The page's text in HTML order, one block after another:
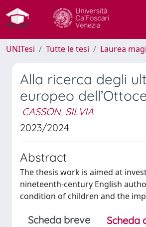
UNITesi Tutte le tesi Laurea
Alla ricerca degli
europeo
CASSON, SILVIA
2023/2024
Abstract
The thesis work is aimed at
nineteenth-century English
condition of children and the
Scheda breve Scheda